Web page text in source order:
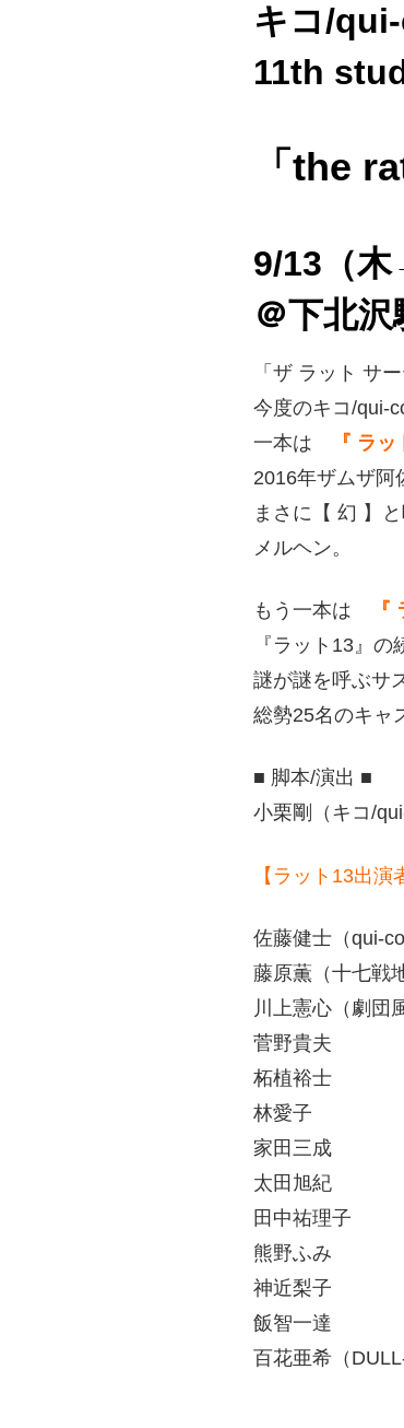
キコ/
11th
「the
9/13（木
＠下北
「ザ ラット サ
今度のキコ/qui-
一本は
『 ラッ
2016年ザムザ阿
まさに【 幻 】
メルヘン。
もう一本は
『
『ラット13』
謎が謎を呼ぶサ
総勢25名のキャ
■ 脚本/演出 ■
小栗剛（キコ/
【ラット13出演
佐藤健士（qui-
藤原薫（十七戦
川上憲心（劇団
菅野貴夫
柘植裕士
林愛子
家田三成
太田旭紀
田中祐理子
熊野ふみ
神近梨子
飯智一達
百花亜希（